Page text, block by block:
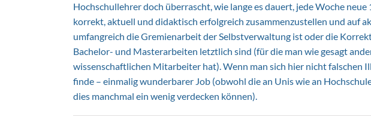
Hochschullehrer doch überrascht, wie lange es dauert, jede Woche
korrekt, aktuell und didaktisch erfolgreich zusammenzustellen und auf
umfangreich die Gremienarbeit der Selbstverwaltung ist oder die
Bachelor- und Masterarbeiten letztlich sind (für die man wie gesagt
wissenschaftlichen Mitarbeiter hat). Wenn man sich hier nicht falschen
finde – einmalig wunderbarer Job (obwohl die an Unis wie an
dies manchmal ein wenig verdecken können).